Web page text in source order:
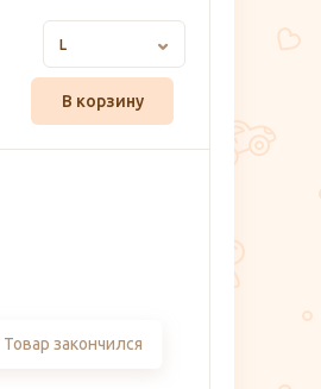
L
В корзину
Товар закончился